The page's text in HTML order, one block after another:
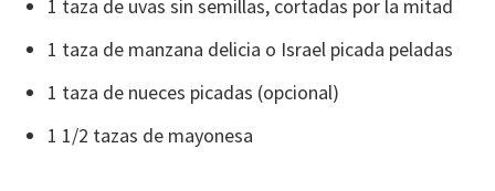
1 taza de uvas sin semillas, cortadas por la mitad
1 taza de manzana delicia o Israel picada peladas
1 taza de nueces picadas (opcional)
1 1/2 tazas de mayonesa